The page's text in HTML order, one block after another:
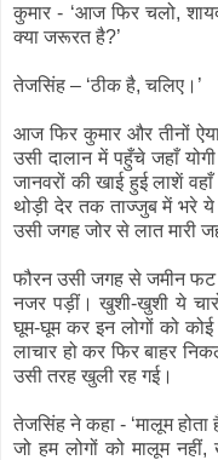
कुमार - ‘आज फिर चलो,
क्या जरूरत है?’
तेजसिंह – ‘ठीक है, चलिए।’
आज फिर कुमार और तीनों
उसी दालान में पहुँचे जहाँ
जानवरों की खाई हुई लाशें
थोड़ी देर तक ताज्जुब में भरे
उसी जगह जोर से लात मारी
फौरन उसी जगह से जमीन फट
नजर पड़ीं। खुशी-खुशी ये
घूम-घूम कर इन लोगों को कोई
लाचार हो कर फिर बाहर
उसी तरह खुली रह गई।
तेजसिंह ने कहा - ‘मालूम
जो हम लोगों को मालूम